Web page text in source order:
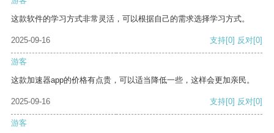
这款软件的学习方式非常灵活，可以根据自己的需求选择学习方式。
2025-09-16 支持[0] 反对[0]
游客
这款加速器app的价格有点贵，可以适当降低一些，这样会更加亲民。
2025-09-16 支持[0] 反对[0]
游客